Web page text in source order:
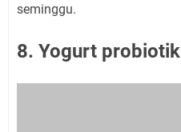
seminggu.
8. Yogurt probiotik